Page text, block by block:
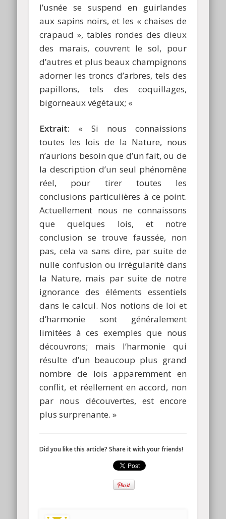
l’usnée se suspend en guirlandes
aux sapins noirs, et les « chaises de
crapaud », tables rondes des dieux
des marais, couvrent le sol, pour
d’autres et plus beaux champignons
adorner les troncs d’arbres, tels des
papillons, tels des coquillages,
bigorneaux végétaux; «
Extrait: « Si nous connaissions
toutes les lois de la Nature, nous
n’aurions besoin que d’un fait, ou de
la description d’un seul phénomêne
réel, pour tirer toutes les
conclusions particulières à ce point.
Actuellement nous ne connaissons
que quelques lois, et notre
conclusion se trouve faussée, non
pas, cela va sans dire, par suite de
nulle confusion ou irrégularité dans
la Nature, mais par suite de notre
ignorance des éléments essentiels
dans le calcul. Nos notions de loi et
d’harmonie sont généralement
limitées à ces exemples que nous
découvrons; mais l’harmonie qui
résulte d’un beaucoup plus grand
nombre de lois apparemment en
conflit, et réellement en accord, non
par nous découvertes, est encore
plus surprenante. »
Did you like this article? Share it with your friends!